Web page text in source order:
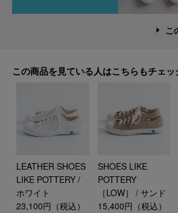
こ
この商品を見ている人はこちらもチェ
LEATHER SHOES
LIKE POTTERY /
ホワイト
23,100円（税込）
SHOES LIKE
POTTERY
［LOW］ / サンド
15,400円（税込）